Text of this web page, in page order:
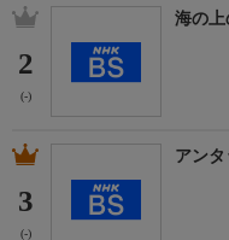
2
(-)
海の上
3
(-)
アン